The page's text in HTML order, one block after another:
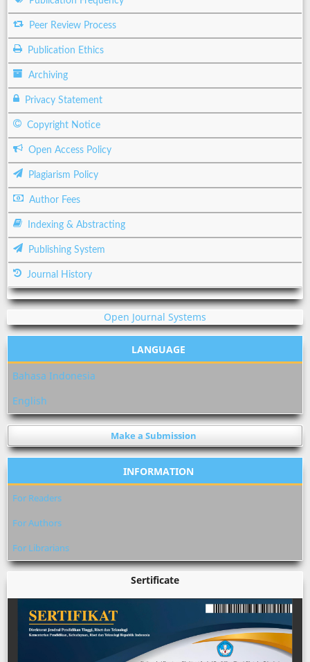
Peer Review Process
Publication Ethics
Archiving
Privacy Statement
Copyright Notice
Open Access Policy
Plagiarism Policy
Author Fees
Indexing & Abstracting
Publishing System
Journal History
Open Journal Systems
LANGUAGE
Bahasa Indonesia
English
Make a Submission
INFORMATION
For Readers
For Authors
For Librarians
Sertificate